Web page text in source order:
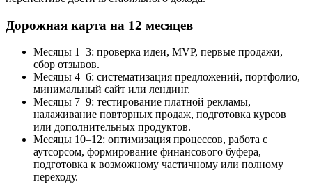
Дорожная карта на 12 месяцев
Месяцы 1–3: проверка идеи, MVP, первые продажи,
сбор отзывов.
Месяцы 4–6: систематизация предложений, портфолио,
минимальный сайт или лендинг.
Месяцы 7–9: тестирование платной рекламы,
налаживание повторных продаж, подготовка курсов
или дополнительных продуктов.
Месяцы 10–12: оптимизация процессов, работа с
аутсорсом, формирование финансового буфера,
подготовка к возможному частичному или полному
переходу.